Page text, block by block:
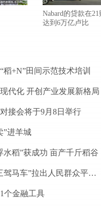
Nabard的贷款在
达到6万亿卢比
+N”田间示范技术培训
代化 开创产业发展新格局
接会将于9月8日举行
”进羊城
稻”获成功 亩产千斤稻谷
松桃苗族自治县盘石镇“三驾马车”拉出人民群众平安幸福生活
个金融工具